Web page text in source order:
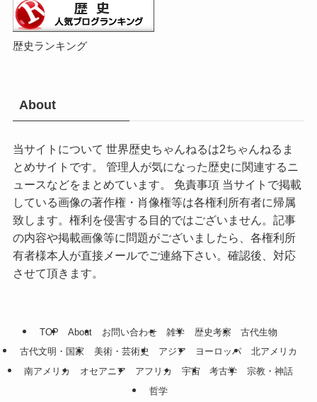
歴史ランキング
About
当サイトについて 世界歴史ちゃんねるは2ちゃんねるま
とめサイトです。 管理人が気になった歴史に関連するニ
ュースなどをまとめています。 免責事項 当サイトで掲載
している画像の著作権・肖像権等は各権利所有者に帰属
致します。権利を侵害する目的ではございません。記事
の内容や掲載画像等に問題がございましたら、各権利所
有者様本人が直接メールでご連絡下さい。確認後、対応
させて頂きます。
TOP About お問い合わせ 雑学 歴史考察
古代生物
古代文明・国家
美術・芸術史 アジア ヨーロッパ
北アメリカ
南アメリカ
オセアニア アフリカ 宇宙 考古学
宗教・神話
哲学